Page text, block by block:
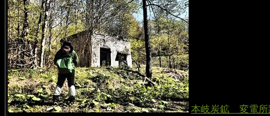
本岐炭鉱 変電所